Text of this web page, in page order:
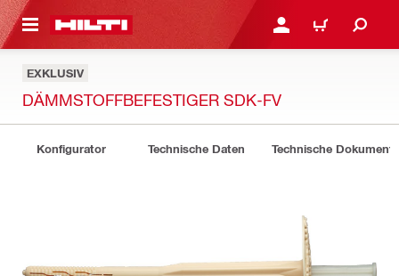
ANMELDEN ODER
WARENKORB
EXKLUSIV
DÄMMSTOFFBEFESTIGER SDK-FV
Konfigurator Technische Daten Technische Dokumente